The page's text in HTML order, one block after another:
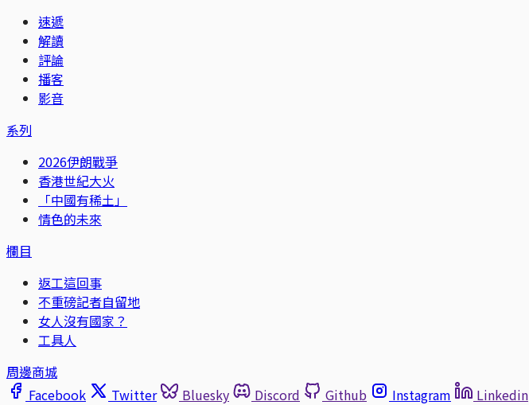
速遞
解讀
評論
播客
影音
系列
2026伊朗戰爭
香港世紀大火
「中國有稀土」
情色的未來
欄目
返工這回事
不重磅記者自留地
女人沒有國家？
工具人
周邊商城
Facebook
Twitter Bluesky Discord Github Instagram Linkedin